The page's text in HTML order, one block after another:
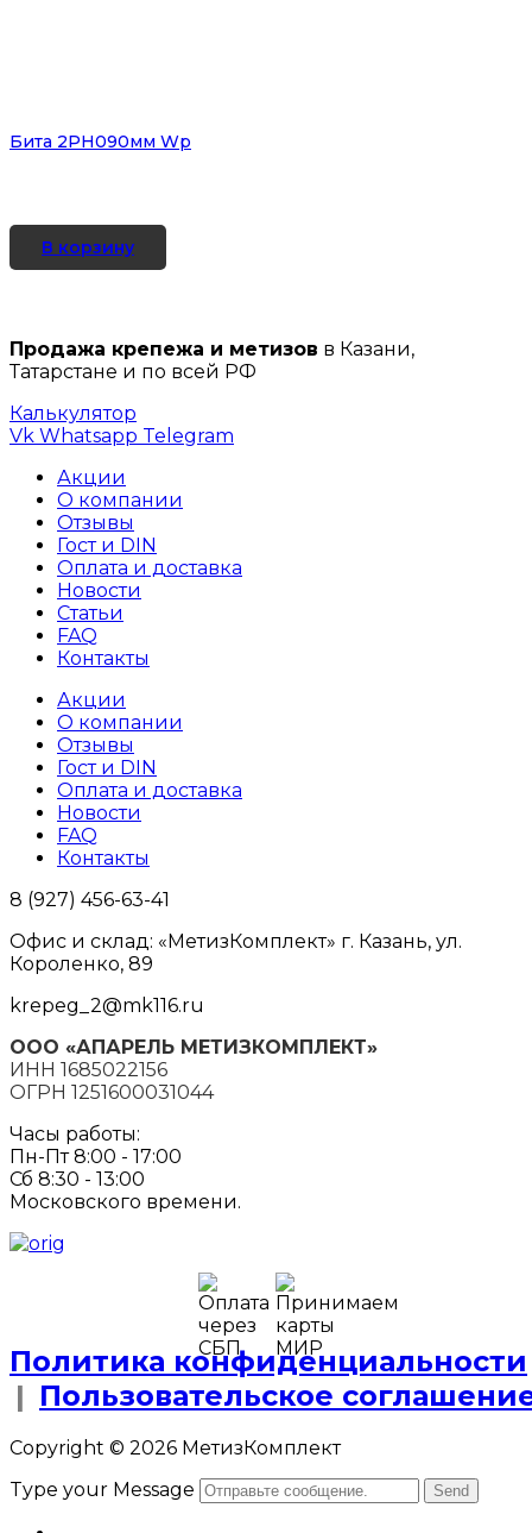
Бита 2PH090мм Wр
В корзину
Продажа крепежа и метизов в Казани,
Татарстане и по всей РФ
Калькулятор
Vk Whatsapp Telegram
Акции
О компании
Отзывы
Гост и DIN
Оплата и доставка
Новости
Статьи
FAQ
Контакты
Акции
О компании
Отзывы
Гост и DIN
Оплата и доставка
Новости
FAQ
Контакты
8 (927) 456-63-41
Офис и склад: «МетизКомплект» г. Казань, ул.
Короленко, 89
krepeg_2@mk116.ru
ООО «АПАРЕЛЬ МЕТИЗКОМПЛЕКТ»
ИНН 1685022156
ОГРН 1251600031044
Часы работы:
Пн-Пт 8:00 - 17:00
Сб 8:30 - 13:00
Московского времени.
Политика конфиденциальности
| Пользовательское
Copyright © 2026 МетизКомплект
Type your Message
Send